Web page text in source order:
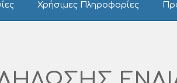
Χρήσιμες Πληροφορίες